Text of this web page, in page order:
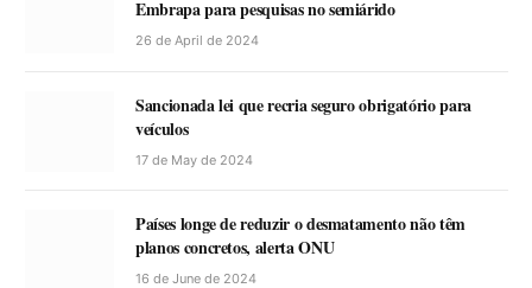
Embrapa para pesquisas no semiárido
26 de April de 2024
Sancionada lei que recria seguro obrigatório para
veículos
17 de May de 2024
Países longe de reduzir o desmatamento não têm
planos concretos, alerta ONU
16 de June de 2024